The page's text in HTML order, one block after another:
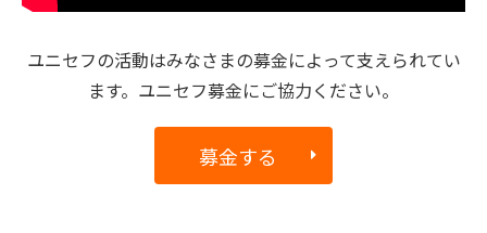
ユニセフの活動はみなさまの募金によって支えられてい
ます。ユニセフ募金にご協力ください。
募金する